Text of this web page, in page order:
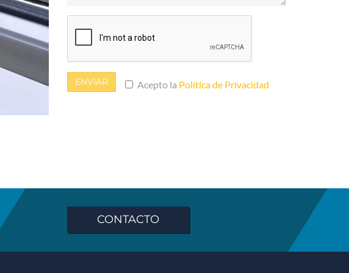
ENVIAR Acepto la Política de Privacidad
CONTACTO